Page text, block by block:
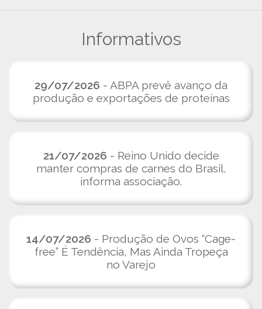
Informativos
29/07/2026 - ABPA prevê avanço da
produção e exportações de proteínas
21/07/2026 - Reino Unido decide
manter compras de carnes do Brasil,
informa associação.
14/07/2026 - Produção de Ovos “Cage-
free” É Tendência, Mas Ainda Tropeça
no Varejo